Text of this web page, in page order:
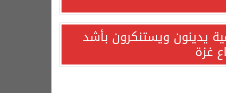
يدينون ويستنكرون بأشد
غزة